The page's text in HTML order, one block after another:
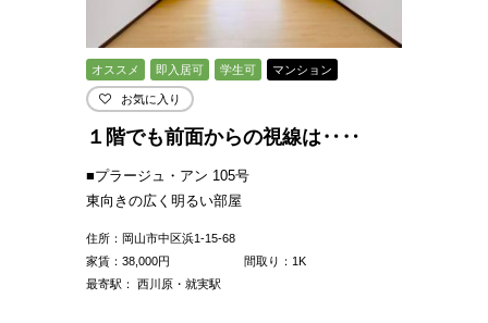
オススメ 即入居可 学生可 マンション
お気に入り
１階でも前面からの視線は‥‥
■プラージュ・アン 105号
東向きの広く明るい部屋
住所：岡山市中区浜1-15-68
家賃： 38,000円
間取り：1K
最寄駅： 西川原・就実駅